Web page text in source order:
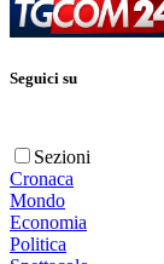
Seguici su
Sezioni
Cronaca
Mondo
Economia
Politica